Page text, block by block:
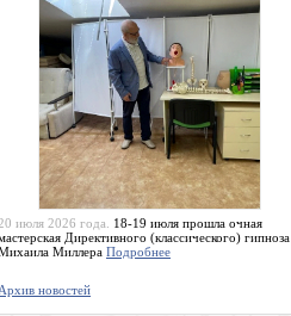
июля 2026 года.
18-19 июля прошла очная
Директивного (классического) гипноза
Миллера Подробнее
Архив новостей